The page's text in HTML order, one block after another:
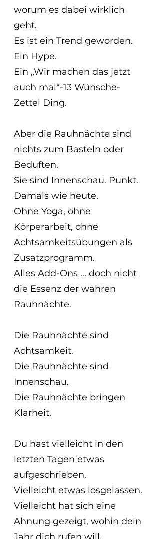
worum es dabei wirklich
geht.
Es ist ein Trend geworden.
Ein Hype.
Ein „Wir machen das jetzt
auch mal“-13 Wünsche-
Zettel Ding.
Aber die Rauhnächte sind
nichts zum Basteln oder
Beduften.
Sie sind Innenschau. Punkt.
Damals wie heute.
Ohne Yoga, ohne
Körperarbeit, ohne
Achtsamkeitsübungen als
Zusatzprogramm.
Alles Add-Ons ... doch nicht
die Essenz der wahren
Rauhnächte.
Die Rauhnächte sind
Achtsamkeit.
Die Rauhnächte sind
Innenschau.
Die Rauhnächte bringen
Klarheit.
Du hast vielleicht in den
letzten Tagen etwas
aufgeschrieben.
Vielleicht etwas losgelassen.
Vielleicht hat sich eine
Ahnung gezeigt, wohin dein